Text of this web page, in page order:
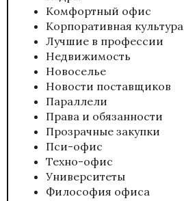
Комфортный офис
Корпоративная культура
Лучшие в профессии
Недвижимость
Новоселье
Новости поставщиков
Параллели
Права и обязанности
Прозрачные закупки
Пси-офис
Техно-офис
Университеты
Философия офиса